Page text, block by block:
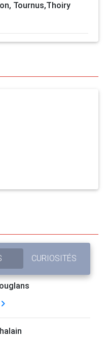
Tournus,Thoiry
CURIOSITÉS